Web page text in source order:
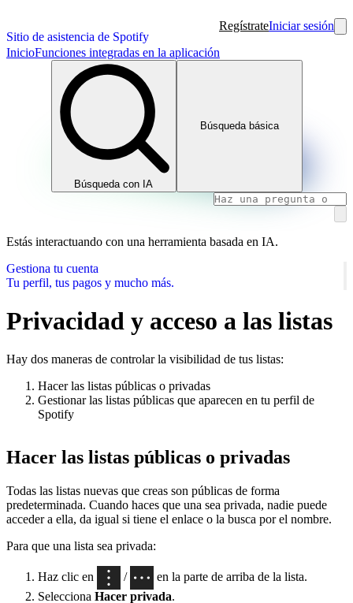
Sitio de asistencia de Spotify
RegístrateIniciar sesión
InicioFunciones integradas en la aplicación
Búsqueda con IA
Búsqueda básica
Estás interactuando con una herramienta basada en IA.
Gestiona tu cuenta
Tu perfil, tus pagos y mucho más.
Privacidad y acceso a las listas
Hay dos maneras de controlar la visibilidad de tus listas:
Hacer las listas públicas o privadas
Gestionar las listas públicas que aparecen en tu perfil de
Spotify
Hacer las listas públicas o privadas
Todas las listas nuevas que creas son públicas de forma
predeterminada. Cuando haces que una sea privada, nadie puede
acceder a ella, da igual si tiene el enlace o la busca por el nombre.
Para que una lista sea privada:
Haz clic en /
en la parte de arriba de la lista.
Selecciona Hacer privada.